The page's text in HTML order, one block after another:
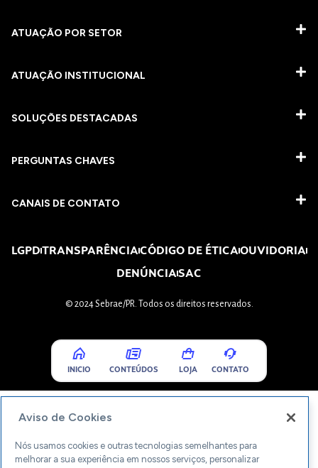
ATUAÇÃO POR SETOR
ATUAÇÃO INSTITUCIONAL
SOLUÇÕES DESTACADAS
PERGUNTAS CHAVES​
CANAIS DE CONTATO
LGPDTRANSPARÊNCIACÓDIGO DE ÉTICAOUVIDORIA
DENÚNCIASAC
© 2024 Sebrae/PR. Todos os direitos reservados.
INICIO CONTEÚDOS LOJA CONTATO
Aviso de Cookies
Nós usamos cookies e outras tecnologias semelhantes para
melhorar a sua experiência em nossos serviços, personalizar